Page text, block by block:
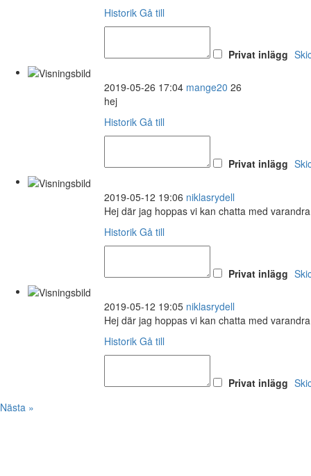
Historik Gå till
Privat inlägg
2019-05-26 17:04 mange20 26
hej
Historik Gå till
Privat inlägg
2019-05-12 19:06 niklasrydell
Hej där jag hoppas vi kan chatta med
Historik Gå till
Privat inlägg
2019-05-12 19:05 niklasrydell
Hej där jag hoppas vi kan chatta med
Historik Gå till
Privat inlägg
Nästa »